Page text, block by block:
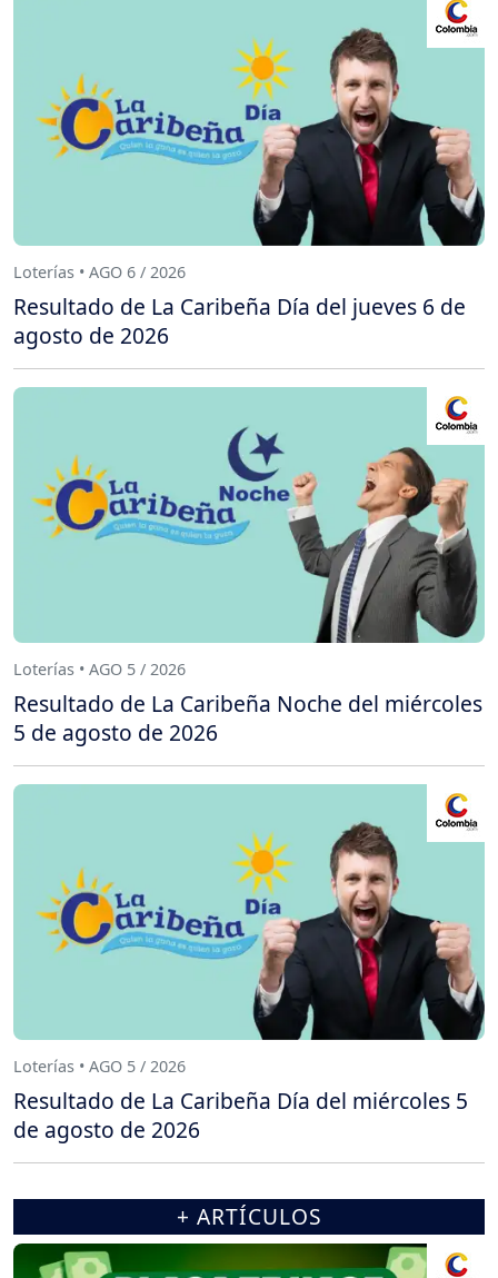
Loterías • AGO 6 / 2026
Resultado de La Caribeña Día del jueves 6 de
agosto de 2026
Loterías • AGO 5 / 2026
Resultado de La Caribeña Noche del miércoles
5 de agosto de 2026
Loterías • AGO 5 / 2026
Resultado de La Caribeña Día del miércoles 5
de agosto de 2026
+ ARTÍCULOS